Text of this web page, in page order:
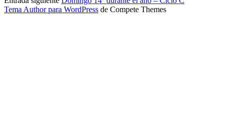
Tema Author para WordPress de Compete Themes